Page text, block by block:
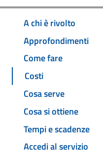
A chi è rivolto
Approfondimenti
Come fare
Costi
Cosa serve
Cosa si ottiene
Tempi e scadenze
Accedi al servizio